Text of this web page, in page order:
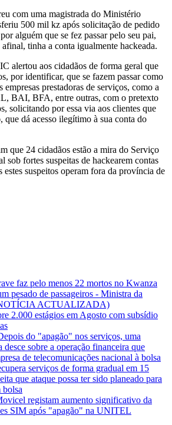
com uma magistrada do Ministério
500 mil kz após solicitação de pedido
alguém que se fez passar pelo seu pai,
tinha a conta igualmente hackeada.
alertou aos cidadãos de forma geral que
por identificar, que se fazem passar como
prestadoras de serviços, como a
BAI, BFA, entre outras, com o pretexto
solicitando por essa via aos clientes que
que dá acesso ilegítimo à sua conta do
que 24 cidadãos estão a mira do Serviço
sob fortes suspeitas de hackearem contas
estes suspeitos operam fora da província de
faz pelo menos 22 mortos no Kwanza
pesado de passageiros - Ministra da
ACTUALIZADA)
2.000 estágios em Agosto com subsídio
do "apagão" nos serviços, uma
desce sobre a operação financeira que
de telecomunicações nacional à bolsa
serviços de forma gradual em 15
que ataque possa ter sido planeado para
bolsa
registam aumento significativo da
SIM após "apagão" na UNITEL